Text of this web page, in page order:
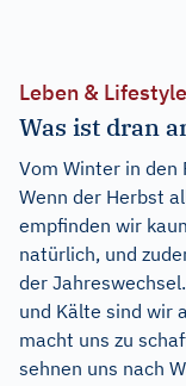
Leben & Lifestyle
Was ist dran
Vom Winter in den
Wenn der Herbst
empfinden wir
natürlich, und
der
und Kälte sind wir
macht uns zu
sehnen uns nach